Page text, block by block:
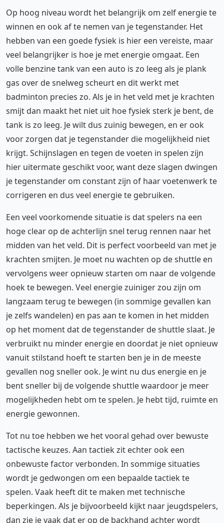
Op hoog niveau wordt het belangrijk om zelf energie te
winnen en ook af te nemen van je tegenstander. Het
hebben van een goede fysiek is hier een vereiste, maar
veel belangrijker is hoe je met energie omgaat. Een
volle benzine tank van een auto is zo leeg als je plank
gas over de snelweg scheurt en dit werkt met
badminton precies zo. Als je in het veld met je krachten
smijt dan maakt het niet uit hoe fysiek sterk je bent, de
tank is zo leeg. Je wilt dus zuinig bewegen, en er ook
voor zorgen dat je tegenstander die mogelijkheid niet
krijgt. Schijnslagen en tegen de voeten in spelen zijn
hier uitermate geschikt voor, want deze slagen dwingen
je tegenstander om constant zijn of haar voetenwerk te
corrigeren en dus veel energie te gebruiken.
Een veel voorkomende situatie is dat spelers na een
hoge clear op de achterlijn snel terug rennen naar het
midden van het veld. Dit is perfect voorbeeld van met je
krachten smijten. Je moet nu wachten op de shuttle en
vervolgens weer opnieuw starten om naar de volgende
hoek te bewegen. Veel energie zuiniger zou zijn om
langzaam terug te bewegen (in sommige gevallen kan
je zelfs wandelen) en pas aan te komen in het midden
op het moment dat de tegenstander de shuttle slaat. Je
verbruikt nu minder energie en doordat je niet opnieuw
vanuit stilstand hoeft te starten ben je in de meeste
gevallen nog sneller ook. Je wint nu dus energie en je
bent sneller bij de volgende shuttle waardoor je meer
mogelijkheden hebt om te spelen. Je hebt tijd, ruimte en
energie gewonnen.
Tot nu toe hebben we het vooral gehad over bewuste
tactische keuzes. Aan tactiek zit echter ook een
onbewuste factor verbonden. In sommige situaties
wordt je gedwongen om een bepaalde tactiek te
spelen. Vaak heeft dit te maken met technische
beperkingen. Als je bijvoorbeeld kijkt naar jeugdspelers,
dan zie je vaak dat er op de backhand achter wordt